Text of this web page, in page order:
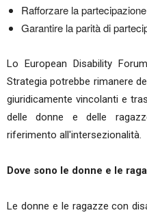
Rafforzare la
Garantire la parità di
Lo European Disability
Strategia potrebbe rimanere
giuridicamente vincolanti e
delle donne e delle
riferimento all'intersezionalità.
Dove sono le donne e le
Le donne e le ragazze con